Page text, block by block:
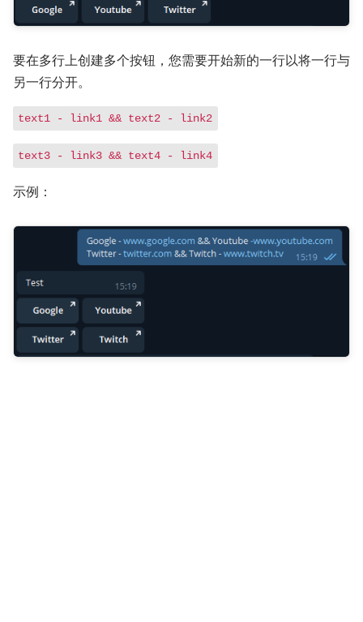
要在多行上创建多个按钮，您需要开始新的一行以将一行与
另一行分开。
text1 - link1 && text2 - link2
text3 - link3 && text4 - link4
示例：